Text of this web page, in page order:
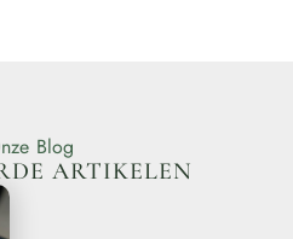
Blog
ARTIKELEN